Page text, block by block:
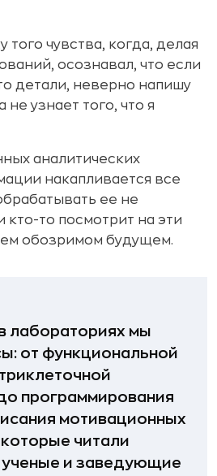
того чувства, когда, делая
осознавал, что если
детали, неверно напишу
не узнает того, что я
аналитических
накапливается все
ее не
кто-то посмотрит на эти
обозримом будущем.
лабораториях мы
от функциональной
программирования
мотивационных
читали
и заведующие